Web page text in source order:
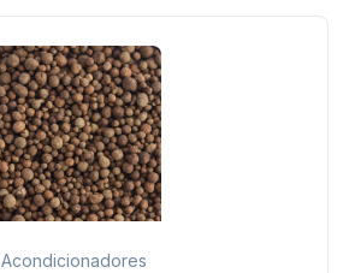
Acondicionadores